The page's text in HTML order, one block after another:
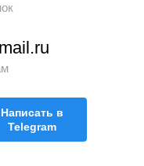
Написать в
Telegram